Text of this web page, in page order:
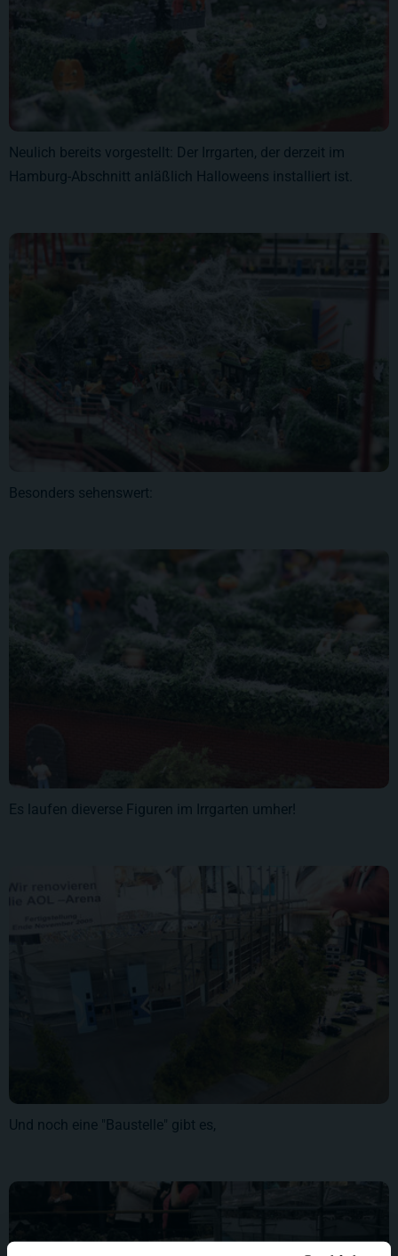
Neulich bereits vorgestellt: Der Irrgarten, der derzeit im
Hamburg-Abschnitt anläßlich Halloweens installiert ist.
Besonders sehenswert:
Es laufen dieverse Figuren im Irrgarten umher!
Und noch eine "Baustelle" gibt es,